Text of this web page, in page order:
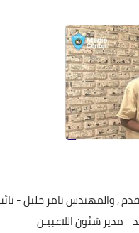
, والمهندس تامر خليل -
- مدير شئون اللاعبيـن
Elshamy